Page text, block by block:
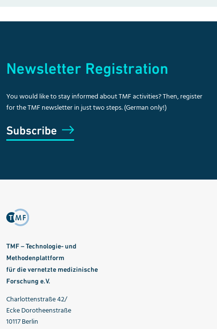
Newsletter Registration
You would like to stay informed about TMF activities? Then, register
for the TMF newsletter in just two steps. (German only!)
Subscribe
TMF – Technologie- und
Methodenplattform
für die vernetzte medizinische
Forschung e.V.
Charlottenstraße 42/
Ecke Dorotheenstraße
10117 Berlin